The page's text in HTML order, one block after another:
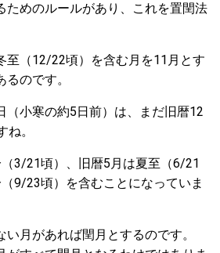
ためのルールがあり、これを置閏法
至（12/22頃）を含む月を11月とす
のです。
（小寒の約5日前）は、まだ旧暦12
。
3/21頃）、旧暦5月は夏至（6/21
9/23頃）を含むことになっていま
月があれば閏月とするのです。